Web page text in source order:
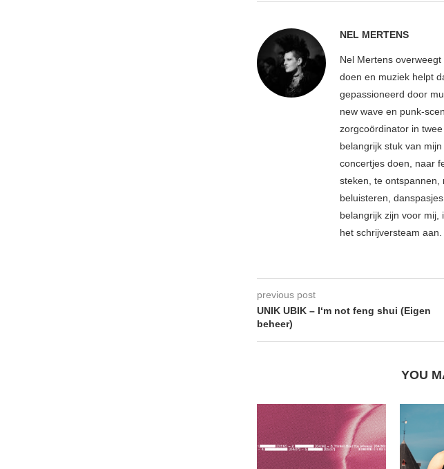
NEL MERTENS
Nel Mertens
doen en muziek helpt
gepassioneerd door
new wave en punk-
zorgcoördinator in
belangrijk stuk van
concertjes doen, naar
steken, te ontspannen,
beluisteren,
belangrijk zijn voor mij,
het schrijversteam aan.
previous post
UNIK UBIK – I‘m not feng shui (Eigen
beheer)
YOU